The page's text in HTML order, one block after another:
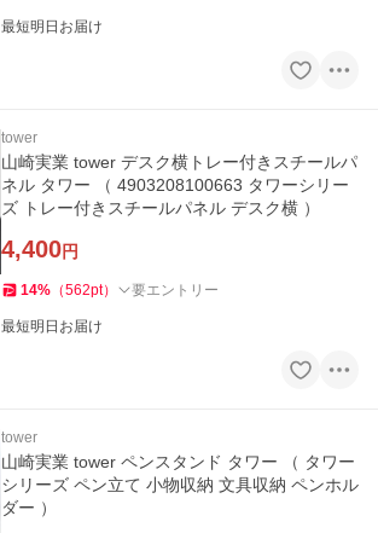
最短明日お届け
tower
山崎実業 tower デスク横トレー付きスチールパ
ネル タワー （ 4903208100663 タワーシリー
ズ トレー付きスチールパネル デスク横 ）
4,400円
14% （562pt） 要エントリー
最短明日お届け
tower
山崎実業 tower ペンスタンド タワー （ タワー
シリーズ ペン立て 小物収納 文具収納 ペンホル
ダー ）